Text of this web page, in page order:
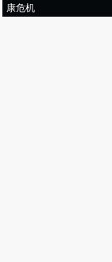
康危机